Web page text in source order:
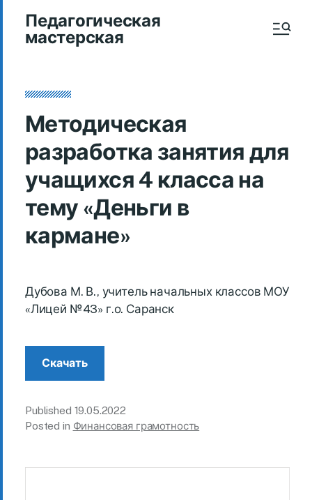
Педагогическая
мастерская
Методическая
разработка занятия для
учащихся 4 класса на
тему «Деньги в
кармане»
Дубова М. В., учитель начальных классов МОУ
«Лицей №43» г.о. Саранск
Скачать
Published 19.05.2022
Posted in Финансовая грамотность